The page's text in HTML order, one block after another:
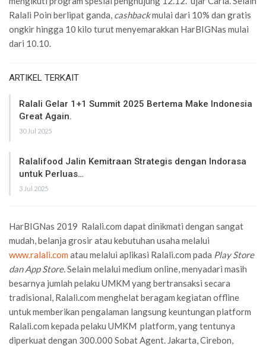
Ralali Poin berlipat ganda, cashbackmulai dari 10% dan gratis
ongkir hingga 10 kilo turut menyemarakkan HarBIGNas mulai
dari 10.10.
ARTIKEL TERKAIT
Ralali Gelar 1+1 Summit 2025 Bertema Make Indonesia
Great Again.
30 Jul 2025
Ralalifood Jalin Kemitraan Strategis dengan Indorasa
untuk Perluas…
3 Jul 2025
HarBIGNas 2019 Ralali.com dapat dinikmati dengan sangat
mudah, belanja grosir atau kebutuhan usaha melalui
www.ralali.com atau melalui aplikasi Ralali.com pada Play Store
dan App Store.Selain melalui medium online, menyadari masih
besarnya jumlah pelaku UMKM yang bertransaksi secara
tradisional, Ralali.com menghelat beragam kegiatan offline
untuk memberikan pengalaman langsung keuntungan platform
Ralali.com kepada pelaku UMKM platform, yang tentunya
diperkuat dengan 300.000 Sobat Agent. Jakarta, Cirebon,